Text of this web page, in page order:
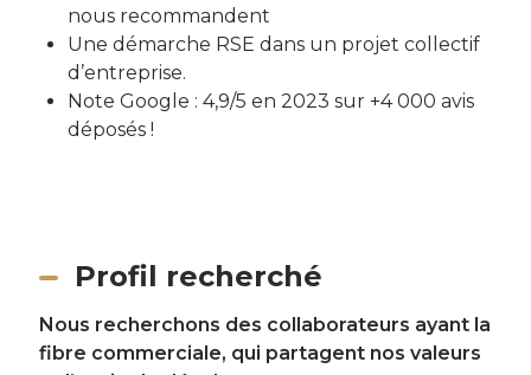
nous recommandent
Une démarche RSE dans un projet collectif
d’entreprise.
Note Google : 4,9/5 en 2023 sur +4 000 avis
déposés !
Profil recherché
Nous recherchons des collaborateurs ayant la
fibre commerciale, qui partagent nos valeurs